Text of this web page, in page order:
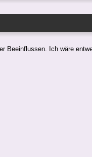
Beeinflussen. Ich wäre